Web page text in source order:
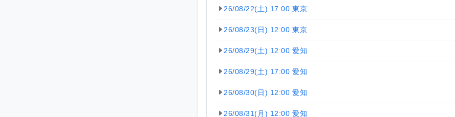
26/08/22(土) 17:00 東京
26/08/23(日) 12:00 東京
26/08/29(土) 12:00 愛知
26/08/29(土) 17:00 愛知
26/08/30(日) 12:00 愛知
26/08/31(月) 12:00 愛知